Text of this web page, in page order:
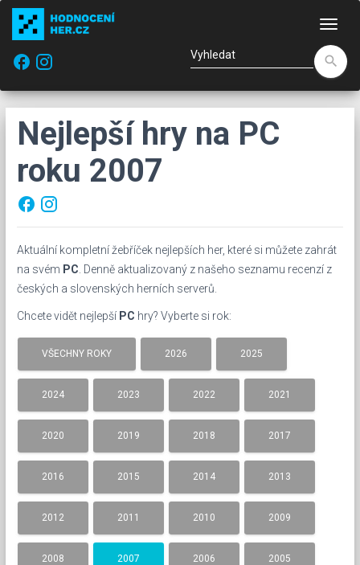
facebook
search
Nejlepší hry na PC
roku 2007
facebook
Aktuální kompletní žebříček nejlepších her, které si můžete zahrát
na svém PC . Denně aktualizovaný z našeho seznamu recenzí z
českých a slovenských herních serverů.
Chcete vidět nejlepší PC hry? Vyberte si rok:
VŠECHNY ROKY 2026 2025
2024 2023 2022 2021
2020 2019 2018 2017
2016 2015 2014 2013
2012 2011 2010 2009
2008 2007 2006 2005